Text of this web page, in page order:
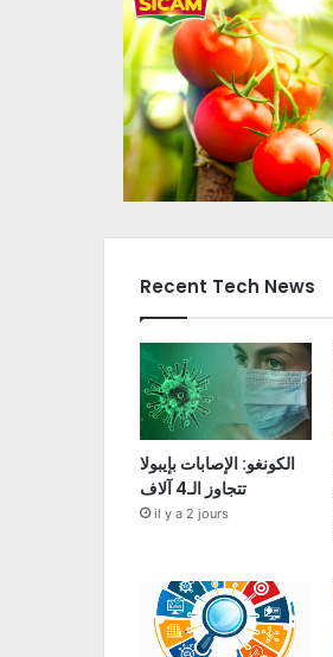
Recent Tech News
الكونغو: الإصابات بإيبولا
تتجاوز الـ4 آلاف
il y a 2 jours